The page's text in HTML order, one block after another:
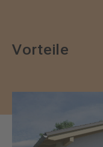
Vorteile